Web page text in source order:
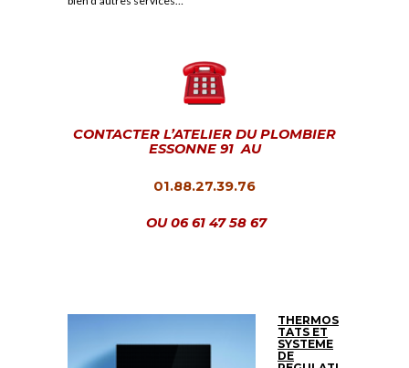
CONTACTER L’ATELIER DU PLOMBIER
ESSONNE 91 AU
01.88.27.39.76
OU 06 61 47 58 67
THERMOS
TATS ET
SYSTEME
DE